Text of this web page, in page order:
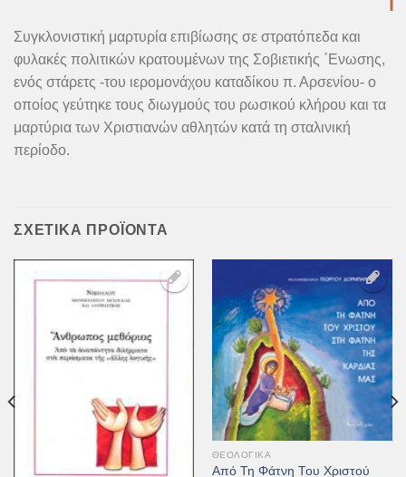
Συγκλονιστική μαρτυρία επιβίωσης σε στρατόπεδα και
φυλακές πολιτικών κρατουμένων της Σοβιετικής ΄Ενωσης,
ενός στάρετς -του ιερομονάχου καταδίκου π. Αρσενίου- ο
οποίος γεύτηκε τους διωγμούς του ρωσικού κλήρου και τα
μαρτύρια των Χριστιανών αθλητών κατά τη σταλινική
περίοδο.
ΣΧΕΤΙΚΆ ΠΡΟΪΌΝΤΑ
Προσθήκη
στη Λίστα
Επιθυμιών
Προσθήκη
στη Λίστα
Επιθυμιών
ΘΕΟΛΟΓΙΚΆ
Από Τη Φάτνη Του Χριστού